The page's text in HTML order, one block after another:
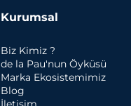
Kurumsal
Biz Kimiz ?
de la Pau'nun Öyküsü
Marka Ekosistemimiz
Blog